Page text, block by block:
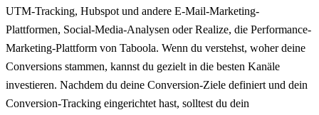
UTM-Tracking, Hubspot und andere E-Mail-Marketing-
Plattformen, Social-Media-Analysen oder Realize, die Performance-
Marketing-Plattform von Taboola. Wenn du verstehst, woher deine
Conversions stammen, kannst du gezielt in die besten Kanäle
investieren. Nachdem du deine Conversion-Ziele definiert und dein
Conversion-Tracking eingerichtet hast, solltest du dein